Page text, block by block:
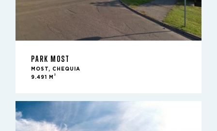
PARK MOST
MOST, CHEQUIA
9.491 M
2